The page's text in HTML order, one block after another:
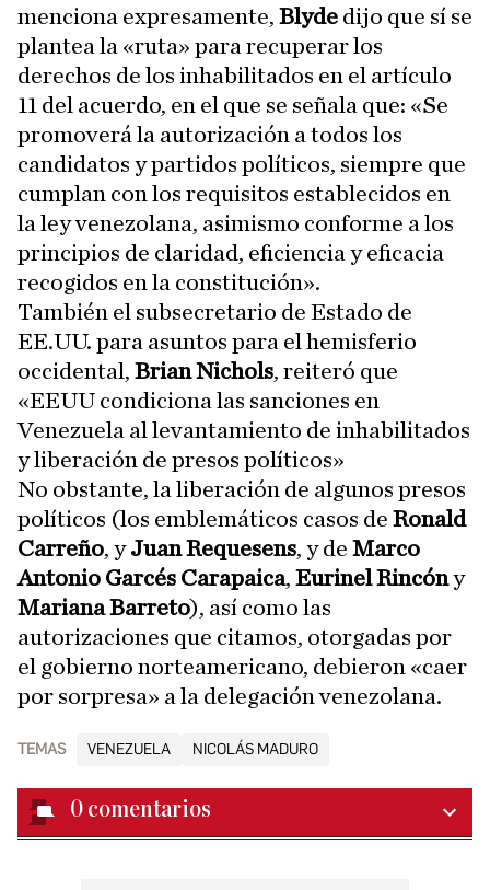
menciona expresamente, Blyde dijo que sí se
plantea la «ruta» para recuperar los
derechos de los inhabilitados en el artículo
11 del acuerdo, en el que se señala que: «Se
promoverá la autorización a todos los
candidatos y partidos políticos, siempre que
cumplan con los requisitos establecidos en
la ley venezolana, asimismo conforme a los
principios de claridad, eficiencia y eficacia
recogidos en la constitución».
También el subsecretario de Estado de
EE.UU. para asuntos para el hemisferio
occidental, Brian Nichols, reiteró que
«EEUU condiciona las sanciones en
Venezuela al levantamiento de inhabilitados
y liberación de presos políticos»
No obstante, la liberación de algunos presos
políticos (los emblemáticos casos de Ronald
Carreño, yJuan Requesens, y de Marco
Antonio Garcés Carapaica, Eurinel Rincóny
Mariana Barreto), así como las
autorizaciones que citamos, otorgadas por
el gobierno norteamericano, debieron «caer
por sorpresa» a la delegación venezolana.
TEMAS VENEZUELA NICOLÁS MADURO
0 comentarios